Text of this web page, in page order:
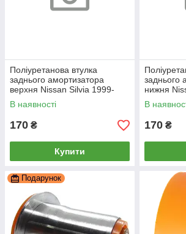
Поліуретанова втулка
заднього амортизатора
верхня Nissan Silvia 1999-
2002, PP-1016
В наявності
170 ₴
Купити
заднього
нижня
2002, PP-
В
170 ₴
Подарунок